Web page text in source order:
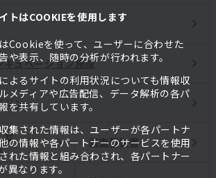
トはCOOKIEを使用します
Cookieを使って、ユーザーに合わせた
や表示、随時の分析が行われます。
よるサイトの利用状況についても情報収
メディアや広告配信、データ解析の各パ
を共有しています。
集された情報は、ユーザーが各パートナ
の情報や各パートナーのサービスを使用
れた情報と組み合わされ、各パートナー
異なります。
キュベーション施設
ジン
セ
調査報告書